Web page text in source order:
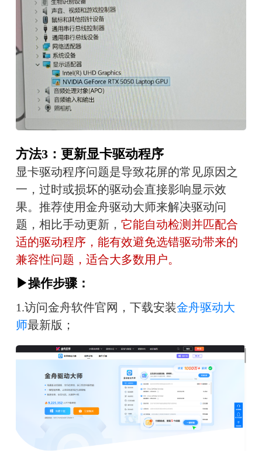
方法3：更新显卡驱动程序
显卡驱动程序问题是导致花屏的常见原因之
一，过时或损坏的驱动会直接影响显示效
果。推荐使用金舟驱动大师来解决驱动问
题，相比手动更新， 它能自动检测并匹配合
适的驱动程序，能有效避免选错驱动带来的
兼容性问题，适合大多数用户。
▶操作步骤：
1.访问金舟软件官网，下载安装金舟驱动大
师最新版；